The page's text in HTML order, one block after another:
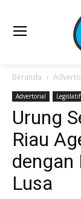
Beranda
Advertorial Legislatif
Urung
Riau
dengan
Lusa